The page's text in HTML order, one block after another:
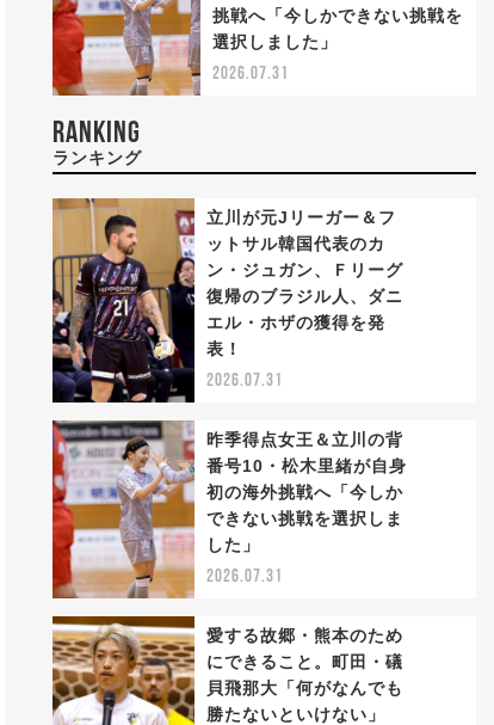
挑戦へ「今しかできない挑戦を
選択しました」
2026.07.31
RANKING
ランキング
立川が元Jリーガー＆フ
ットサル韓国代表のカ
ン・ジュガン、Ｆリーグ
復帰のブラジル人、ダニ
エル・ホザの獲得を発
表！
2026.07.31
昨季得点女王＆立川の背
番号10・松木里緒が自身
初の海外挑戦へ「今しか
できない挑戦を選択しま
した」
2026.07.31
愛する故郷・熊本のため
にできること。町田・礒
貝飛那大「何がなんでも
勝たないといけない」